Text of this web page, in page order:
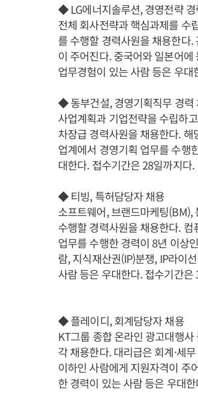
◆ LG에너지솔루션, 경영전략
전체 회사전략과 핵심과제를 수
를 수행할 경력사원을 채용한다
이 주어진다. 중국어와 일본어
업무경험이 있는 사람 등은 우
◆ 동부건설, 경영기획직무 경력
사업계획과 기업전략을 수립하
차장급 경력사원을 채용한다.
업계에서 경영기획 업무를 수행
대한다. 접수기간은 28일까지다.
◆ 티빙, 특허담당자 채용
소프트웨어, 브랜드마케팅
수행할 경력사원을 채용한다.
업무를 수행한 경력이 8년 이상
람, 지식재산권(IP)분쟁, IP라이
사람 등은 우대한다. 접수기간은
◆ 플레이디, 회계담당자 채용
KT그룹 종합 온라인 광고대행
각 채용한다. 대리급은 회계·세
이하인 사람에게 지원자격이 주
한 경력이 있는 사람 등은 우대